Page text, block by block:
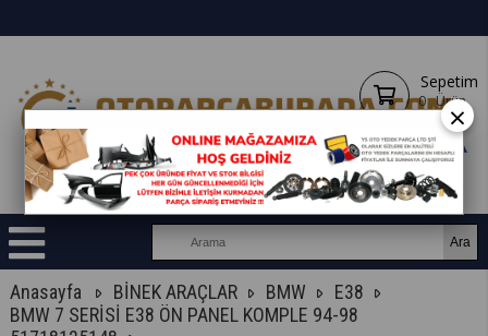
Sepetim
0 Ürün
Anasayfa BİNEK ARAÇLAR BMW
E38
BMW 7 SERİSİ E38 ÖN PANEL KOMPLE 94-98
×